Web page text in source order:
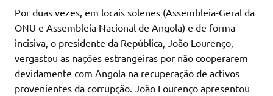
Por duas vezes, em locais solenes (Assembleia-Geral da
ONU e Assembleia Nacional de Angola) e de forma
incisiva, o presidente da República, João Lourenço,
vergastou as nações estrangeiras por não cooperarem
devidamente com Angola na recuperação de activos
provenientes da corrupção. João Lourenço apresentou